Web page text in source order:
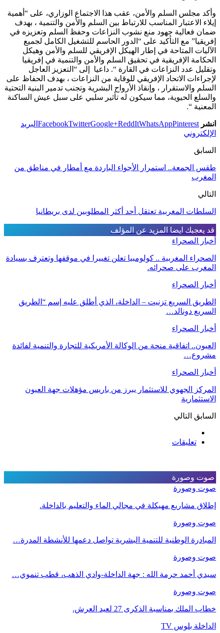
وأكد مجلس السلم والأمن، عقب هذا الاجتماع الوزاري، على “أهمية
إيلاء الاعتبار المناسب للارتباط بين السلم والأمن والتنمية ، بهدف
ضمان فعالية جهود منع نشوب النزاعات وحفظ السلم وتعزيزه في
إفريقيا” مع التأكيد على “الدور الحاسم للتشغيل الكامل لجميع
الآليات المتاحة في إطار الهيكل الإفريقي للسلم والأمن وهيكل
الحكامة الإفريقية في تحقيق السلم والأمن والتنمية في إفريقيا
وتقليل عدد النزاعات في القارة “. داعيا إلى “التعزيز العاجل
لإجراءات الاتحاد الإفريقي للوقاية من النزاعات ، بهدف الحفاظ على
السلم والاستقرار ، وإنقاذ الأرواح البشرية وتجنب تدمير البنية التحتية
والسلع الحيوية، مما سيكون له تأثير سلبي على سبل عيش الساكنة
المعنية “.
انشر FacebookTwitterGoogle+ReddItWhatsAppPinterest
البريد
الإلكتروني
السابق
طقس الجمعة.. استمرار الأجواء الباردة مع أمطار في مناطق من
المغرب
التالي
السلطات المغربية تعتقل أحد أكثر المطلوبين لدى بريطانيا
قد يعجبك ايضا المزيد عن المؤلف
أخبار الصحراء
الصحراء المغربية .. كولومبيا تعلن تغييرا في موقفها وتعترف بسيادة
المغرب على صحرائه.
أخبار الصحراء
الطريق السريع تزنيت – الداخلة، الذي أطلق عليه إسم “الطريق
السريع دونالد…
أخبار الصحراء
العيون.. اتفاقية منحة من الوكالة الأمريكية للتجارة والتنمية لفائدة
مشروع…
أخبار الصحراء
المركز الجهوي للاستثمار يبرز من باريس مؤهلات جهة العيون
الاستثمارية
السابق التالي
تعليقات
صوت وصورة
صوت وصورة
إطلاق مشاريع مهيكلة في مجالي الماء والتعليم بالداخلة.
صوت وصورة
المبادرة الوطنية للتنمية البشرية تواصل دعمها للأنشطة المدرة…
صوت وصورة
سيدي أحمد حرمة الله : جهة الداخلة-وادي الذهب، قطب تنموي…
صوت وصورة
خطاب الملك بمناسبة الذكرى 27 لعيد العرش.
الداخلة بلوس TV